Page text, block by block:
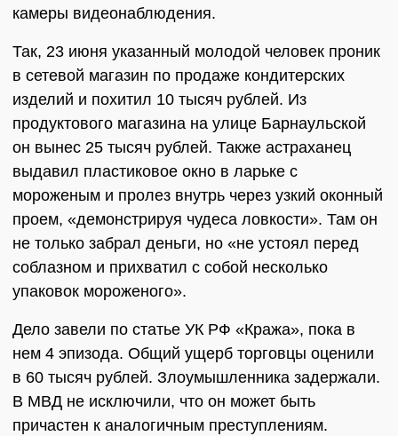
камеры видеонаблюдения.
Так, 23 июня указанный молодой человек проник
в сетевой магазин по продаже кондитерских
изделий и похитил 10 тысяч рублей. Из
продуктового магазина на улице Барнаульской
он вынес 25 тысяч рублей. Также астраханец
выдавил пластиковое окно в ларьке с
мороженым и пролез внутрь через узкий оконный
проем, «демонстрируя чудеса ловкости». Там он
не только забрал деньги, но «не устоял перед
соблазном и прихватил с собой несколько
упаковок мороженого».
Дело завели по статье УК РФ «Кража», пока в
нем 4 эпизода. Общий ущерб торговцы оценили
в 60 тысяч рублей. Злоумышленника задержали.
В МВД не исключили, что он может быть
причастен к аналогичным преступлениям.